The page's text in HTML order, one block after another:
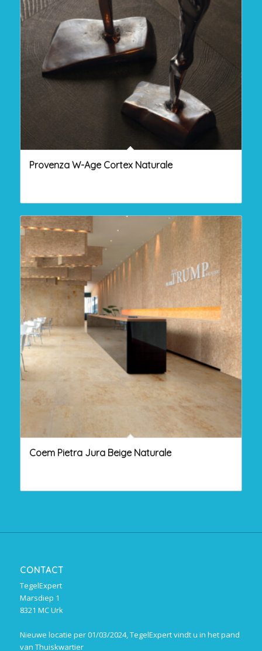
Provenza W-Age Cortex Naturale
Coem Pietra Jura Beige Naturale
CONTACT
TegelExpert
Marsdiep 1
8321 MC Urk
Nieuwe locatie per 01/03/2024, TegelExpert vindt u in het pand
van Thuiskwartier